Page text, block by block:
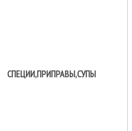
СПЕЦИИ,ПРИПРАВЫ,СУПЫ